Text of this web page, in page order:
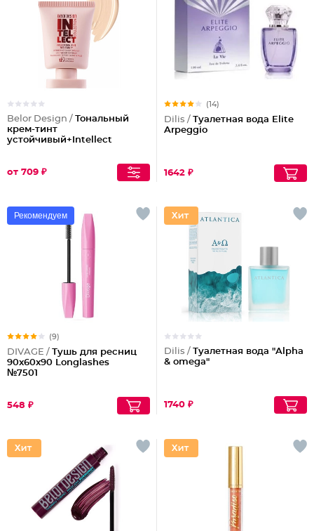
Belor Design / Тональный
крем-тинт
устойчивый+Intellect
от 709 ₽
(14)
Dilis / Туалетная вода Elite
Arpeggio
1642 ₽
Рекомендуем
(9)
DIVAGE / Тушь для ресниц
90x60x90 Longlashes
№7501
548 ₽
Dilis / Туалетная вода "Alpha
& omega"
1740 ₽